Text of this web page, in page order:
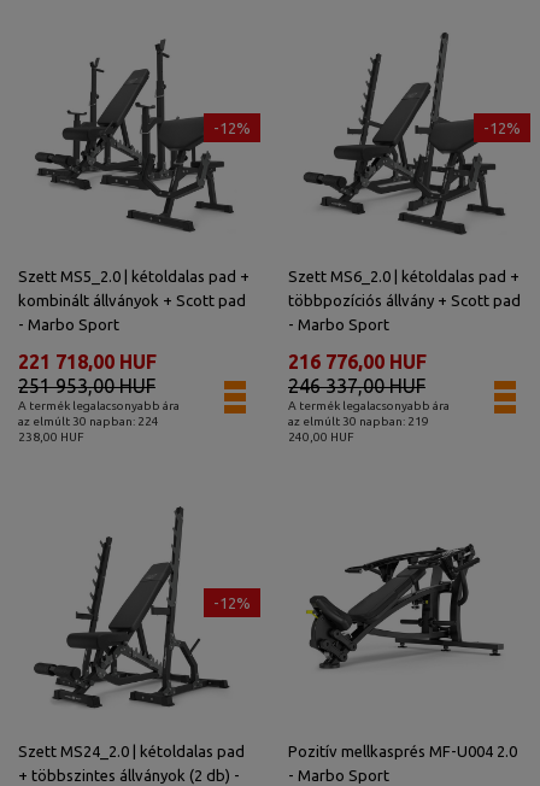
-12%
Szett MS5_2.0 | kétoldalas pad +
kombinált állványok + Scott pad
- Marbo Sport
A termék legalacsonyabb ára
az elmúlt 30 napban: 224
238,00 HUF
251 953,00 HUF
221 718,00 HUF
-12%
Szett MS6_2.0 | kétoldalas pad +
többpozíciós állvány + Scott pad
- Marbo Sport
A termék legalacsonyabb ára
az elmúlt 30 napban: 219
240,00 HUF
246 337,00 HUF
216 776,00 HUF
-12%
Szett MS24_2.0 | kétoldalas pad
+ többszintes állványok (2 db) -
Pozitív mellkasprés MF-U004 2.0
- Marbo Sport